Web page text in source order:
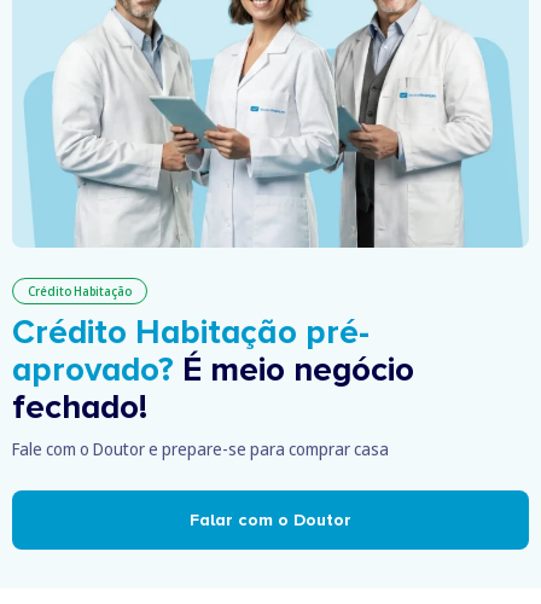
Crédito Habitação
Crédito Habitação pré-
aprovado? É meio negócio
fechado!
Fale com o Doutor e prepare-se para comprar casa
Falar com o Doutor